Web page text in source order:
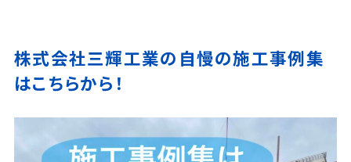
株式会社三輝工業の自慢の施工事例集
はこちらから！